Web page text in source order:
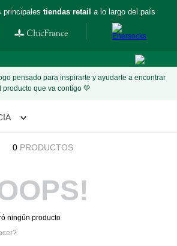
principales tiendas retail a lo largo del país
pensado para inspirarte y ayudarte a encontrar
producto que va contigo 💚
0 PRODUCTOS
ningún producto